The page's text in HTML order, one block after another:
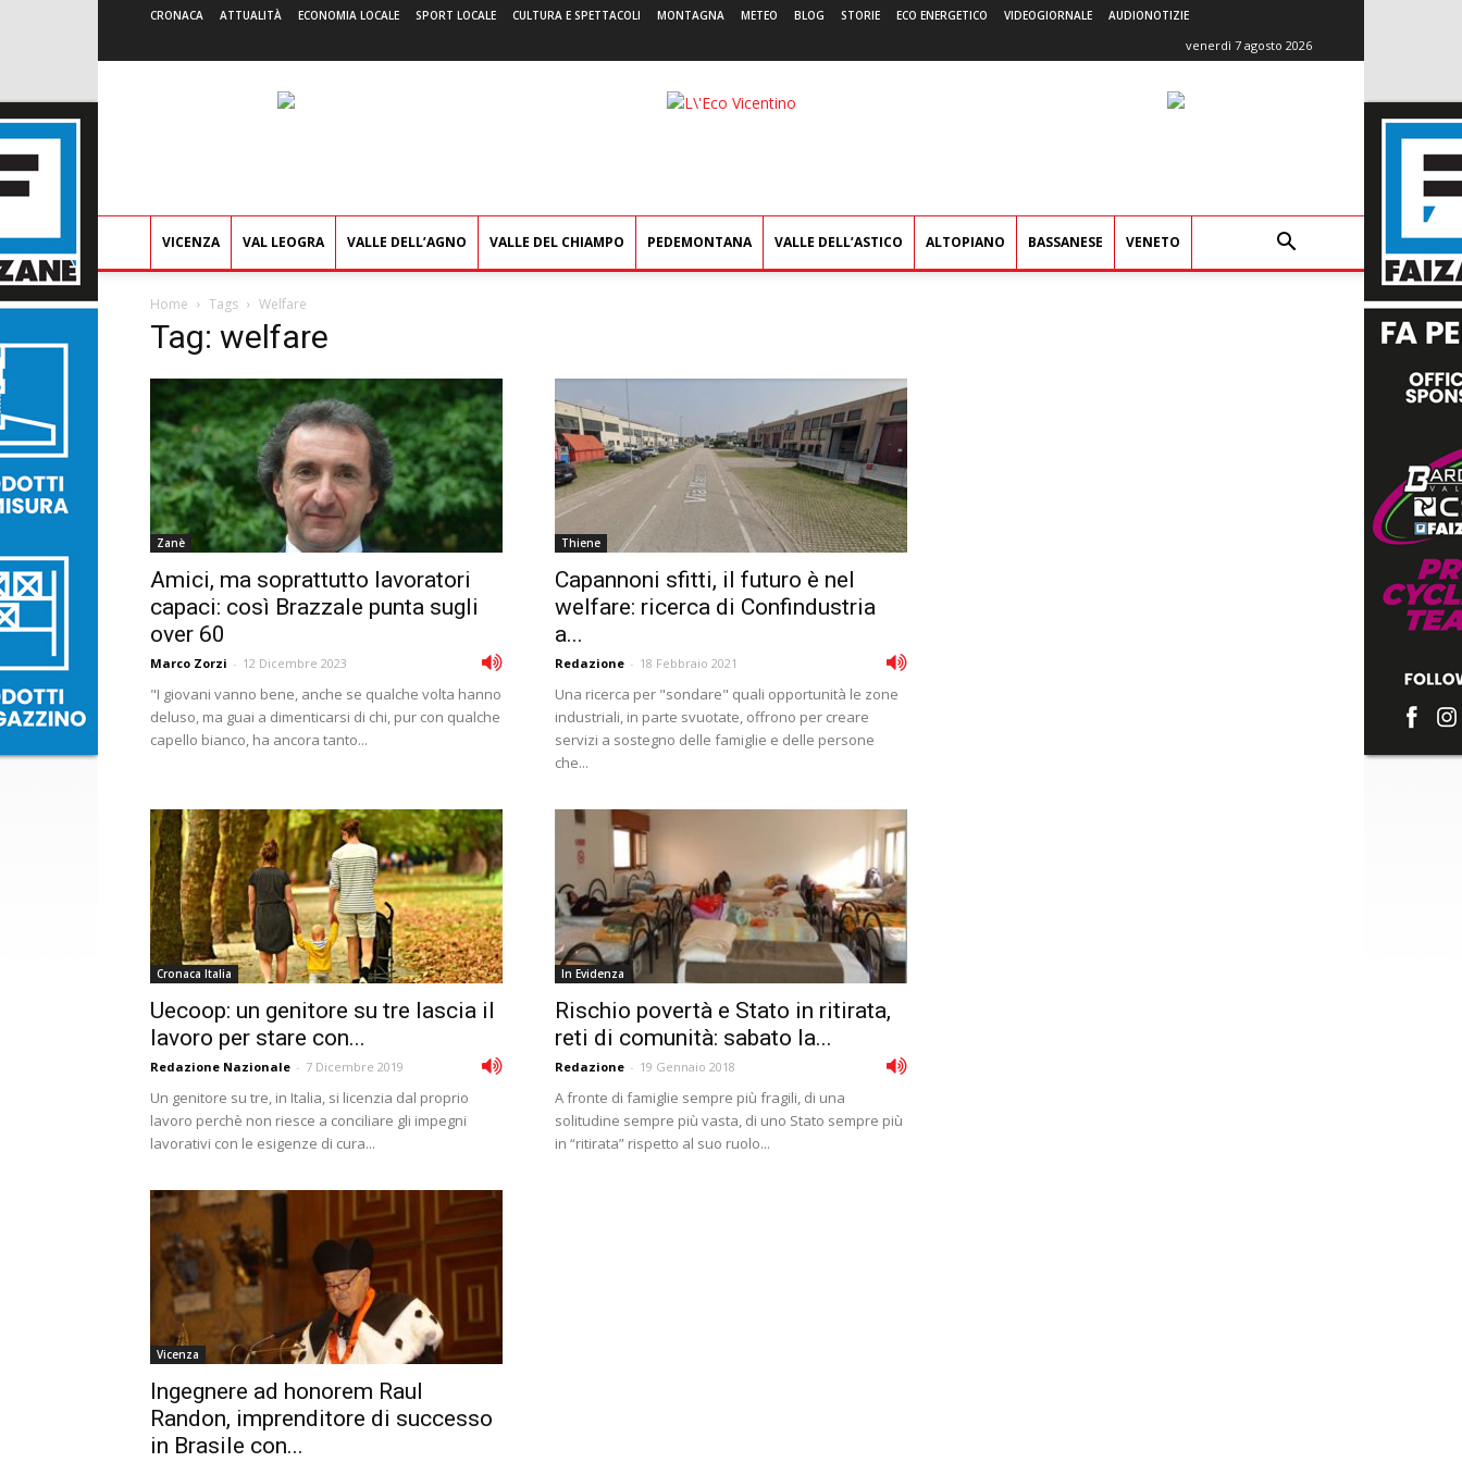
CRONACA ATTUALITÀ ECONOMIA LOCALE SPORT LOCALE CULTURA E SPETTACOLI MONTAGNA METEO BLOG STORIE ECO ENERGETICO VIDEOGIORNALE AUDIONOTIZIE
venerdì 7 agosto 2026
L'Eco
VICENZA VAL LEOGRA VALLE DELL’AGNO VALLE DEL CHIAMPO PEDEMONTANA VALLE DELL’ASTICO ALTOPIANO BASSANESE VENETO
Home Tags Welfare
Tag: welfare
Zanè
Amici, ma soprattutto lavoratori
capaci: così Brazzale punta sugli
over 60
Marco Zorzi - 12 Dicembre 2023
"I giovani vanno bene, anche se qualche volta hanno
deluso, ma guai a dimenticarsi di chi, pur con qualche
capello bianco, ha ancora tanto...
Thiene
Capannoni sfitti, il futuro è nel
welfare: ricerca di Confindustria
a...
Redazione - 18 Febbraio 2021
Una ricerca per "sondare" quali opportunità le zone
industriali, in parte svuotate, offrono per creare
servizi a sostegno delle famiglie e delle persone
che...
Cronaca Italia
Uecoop: un genitore su tre lascia il
lavoro per stare con...
Redazione Nazionale - 7 Dicembre 2019
Un genitore su tre, in Italia, si licenzia dal proprio
lavoro perchè non riesce a conciliare gli impegni
lavorativi con le esigenze di cura...
In Evidenza
Rischio povertà e Stato in ritirata,
reti di comunità: sabato la...
Redazione - 19 Gennaio 2018
A fronte di famiglie sempre più fragili, di una
solitudine sempre più vasta, di uno Stato sempre più
in “ritirata” rispetto al suo ruolo...
Vicenza
Ingegnere ad honorem Raul
Randon, imprenditore di successo
in Brasile con...